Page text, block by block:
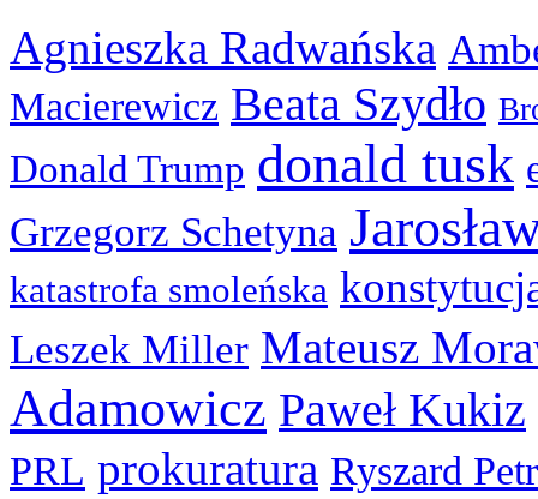
Agnieszka Radwańska
Macierewicz Beata Szydło
Donald Trump donald tusk
Grzegorz Schetyna
katastrofa smoleńska
Leszek Miller Mateusz
Adamowicz Paweł Kukiz
PRL prokuratura Ryszard